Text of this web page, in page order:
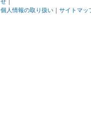
せ
個人情報の取り扱い
サイトマッ